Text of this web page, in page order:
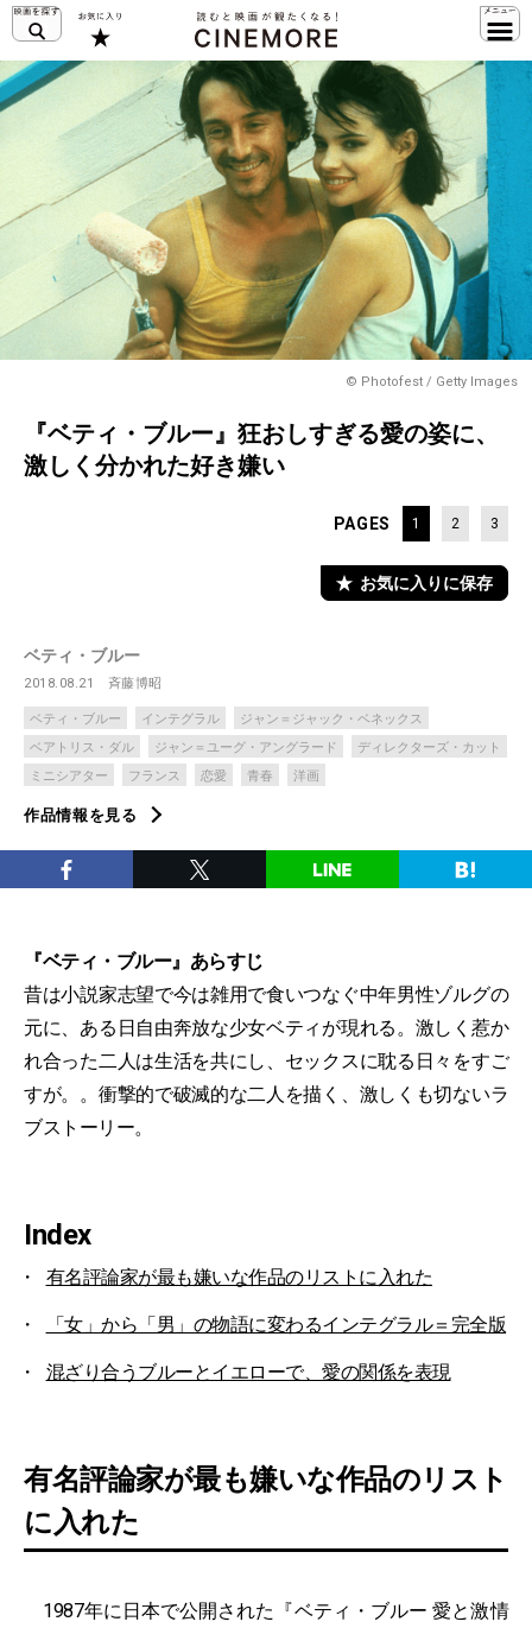
© Photofest / Getty Images
『ベティ・ブルー』狂おしすぎる愛の姿に、
激しく分かれた好き嫌い
PAGES 1 2 3
お気に入りに保存
ベティ・ブルー
2018.08.21 斉藤博昭
ベティ・ブルー インテグラル
ジャン＝ジャック・ベネックス
ベアトリス・ダル
ジャン＝ユーグ・アングラード
ディレクターズ・カット
ミニシアター
フランス 恋愛 青春 洋画
作品情報を見る
『ベティ・ブルー』あらすじ
昔は小説家志望で今は雑用で食いつなぐ中年男性ゾルグの
元に、ある日自由奔放な少女ベティが現れる。激しく惹か
れ合った二人は生活を共にし、セックスに耽る日々をすご
すが。。衝撃的で破滅的な二人を描く、激しくも切ないラ
ブストーリー。
Index
有名評論家が最も嫌いな作品のリストに入れた
「女」から「男」の物語に変わるインテグラル＝完全版
混ざり合うブルーとイエローで、愛の関係を表現
有名評論家が最も嫌いな作品のリスト
に入れた
1987年に日本で公開された『ベティ・ブルー 愛と激情